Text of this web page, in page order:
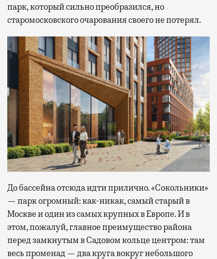
парк, который сильно преобразился, но
старомосковского очарования своего не потерял.
До бассейна отсюда идти прилично. «Сокольники»
— парк огромный: как-никак, самый старый в
Москве и один из самых крупных в Европе. И в
этом, пожалуй, главное преимущество района
перед замкнутым в Садовом кольце центром: там
весь променад — два круга вокруг небольшого